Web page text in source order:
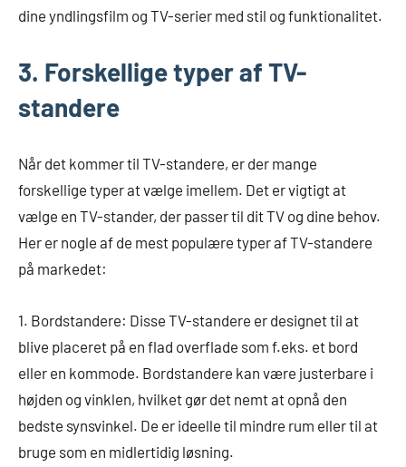
dine yndlingsfilm og TV-serier med stil og funktionalitet.
3. Forskellige typer af TV-
standere
Når det kommer til TV-standere, er der mange
forskellige typer at vælge imellem. Det er vigtigt at
vælge en TV-stander, der passer til dit TV og dine behov.
Her er nogle af de mest populære typer af TV-standere
på markedet:
1. Bordstandere: Disse TV-standere er designet til at
blive placeret på en flad overflade som f.eks. et bord
eller en kommode. Bordstandere kan være justerbare i
højden og vinklen, hvilket gør det nemt at opnå den
bedste synsvinkel. De er ideelle til mindre rum eller til at
bruge som en midlertidig løsning.